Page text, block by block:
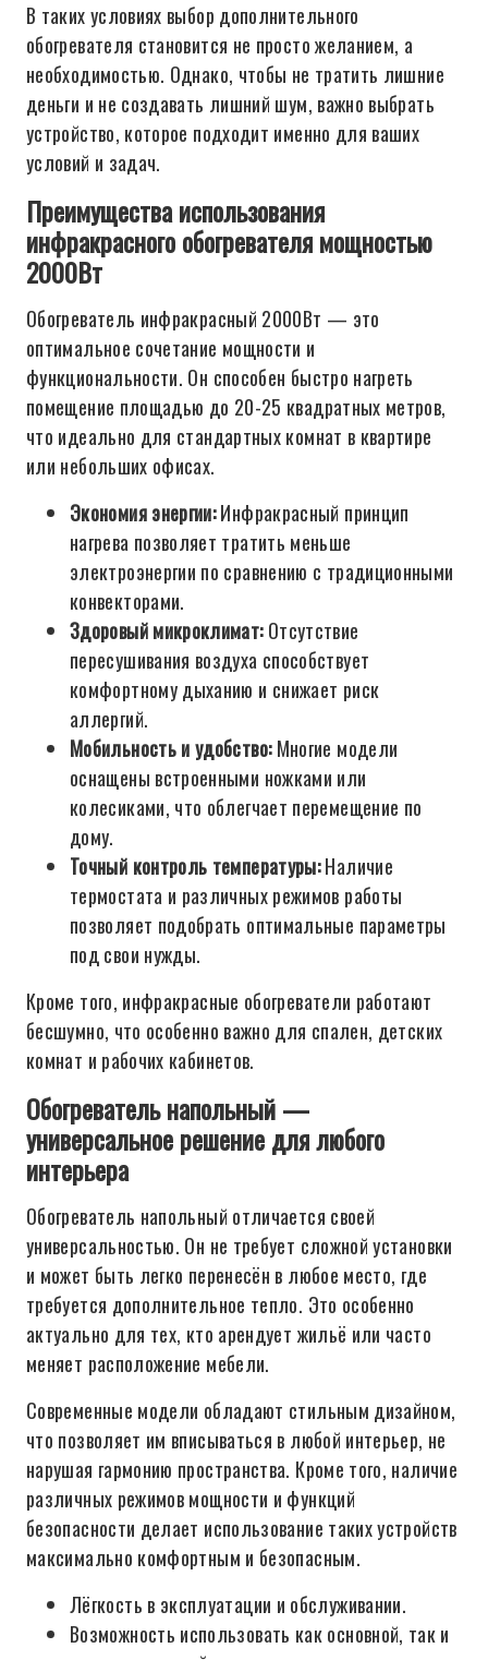
В таких условиях выбор дополнительного
обогревателя становится не просто желанием, а
необходимостью. Однако, чтобы не тратить лишние
деньги и не создавать лишний шум, важно выбрать
устройство, которое подходит именно для ваших
условий и задач.
Преимущества использования
инфракрасного обогревателя мощностью
2000Вт
Обогреватель инфракрасный 2000Вт — это
оптимальное сочетание мощности и
функциональности. Он способен быстро нагреть
помещение площадью до 20-25 квадратных метров,
что идеально для стандартных комнат в квартире
или небольших офисах.
Экономия энергии:Инфракрасный принцип
нагрева позволяет тратить меньше
электроэнергии по сравнению с традиционными
конвекторами.
Здоровый микроклимат:Отсутствие
пересушивания воздуха способствует
комфортному дыханию и снижает риск
аллергий.
Мобильность и удобство:Многие модели
оснащены встроенными ножками или
колесиками, что облегчает перемещение по
дому.
Точный контроль температуры:Наличие
термостата и различных режимов работы
позволяет подобрать оптимальные параметры
под свои нужды.
Кроме того, инфракрасные обогреватели работают
бесшумно, что особенно важно для спален, детских
комнат и рабочих кабинетов.
Обогреватель напольный —
универсальное решение для любого
интерьера
Обогреватель напольный отличается своей
универсальностью. Он не требует сложной установки
и может быть легко перенесён в любое место, где
требуется дополнительное тепло. Это особенно
актуально для тех, кто арендует жильё или часто
меняет расположение мебели.
Современные модели обладают стильным дизайном,
что позволяет им вписываться в любой интерьер, не
нарушая гармонию пространства. Кроме того, наличие
различных режимов мощности и функций
безопасности делает использование таких устройств
максимально комфортным и безопасным.
Лёгкость в эксплуатации и обслуживании.
Возможность использовать как основной, так и